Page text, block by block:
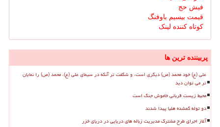
فیش حج
قیمت بیسیم باوفنگ
کوتاه کننده لینک
پربیننده ترین ها
علی (ع) خود محمد (ص) دیگری است، و شگفت تر آنکه در سیمای علی (ع)، محمد (ص) را نمایان
تر می توان دید
محیط زیست قربانی خاموش جنگ است
دو توله گمشده هلیا پیدا شدند
آغاز اجرای طرح مشترک مدیریت زباله های دریایی در دریای خزر